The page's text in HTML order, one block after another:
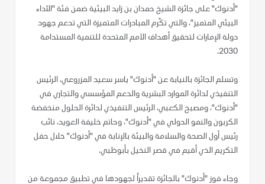
"أدنوك" على جائزة الشيخ حمدان بن زايد البيئية ضمن فئة "الأداء
البيئي المتميز"، والتي تكّرم المبادرات المتميزة التي تدعم جهود
دولة الإمارات لتحقيق أهداف الأمم المتحدة للتنمية المستدامة
2030.
وتسلم الجائزة بالنيابة عن "أدنوك" ياسر سعيد المزروعي، الرئيس
التنفيذي لدائرة الموارد البشرية والدعم المؤسسي والتجاري في
"أدنوك"، ومصبح الكعبي، الرئيس التنفيذي لدائرة الحلول منخفضة
الكربون والنمو الدولي في "أدنوك"، وحاتم خليفة العويد، نائب
رئيس أول الصحة والسلامة والبيئة بالإنابة في "أدنوك" خلال حفل
التكريم الذي أقيم في قصر النخيل بأبوظبي.
وجاء فوز "أدنوك" بالجائزة تقديراً لجهودها في تطبيق مجموعة من